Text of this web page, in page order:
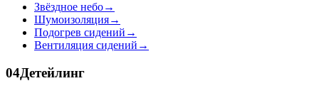
Звёздное небо→
Шумоизоляция→
Подогрев сидений →
Вентиляция сидений →
04Детейлинг